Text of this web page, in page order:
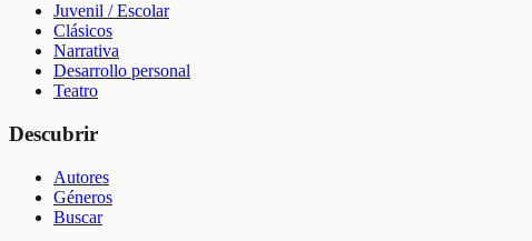
Juvenil / Escolar
Clásicos
Narrativa
Desarrollo personal
Teatro
Descubrir
Autores
Géneros
Buscar